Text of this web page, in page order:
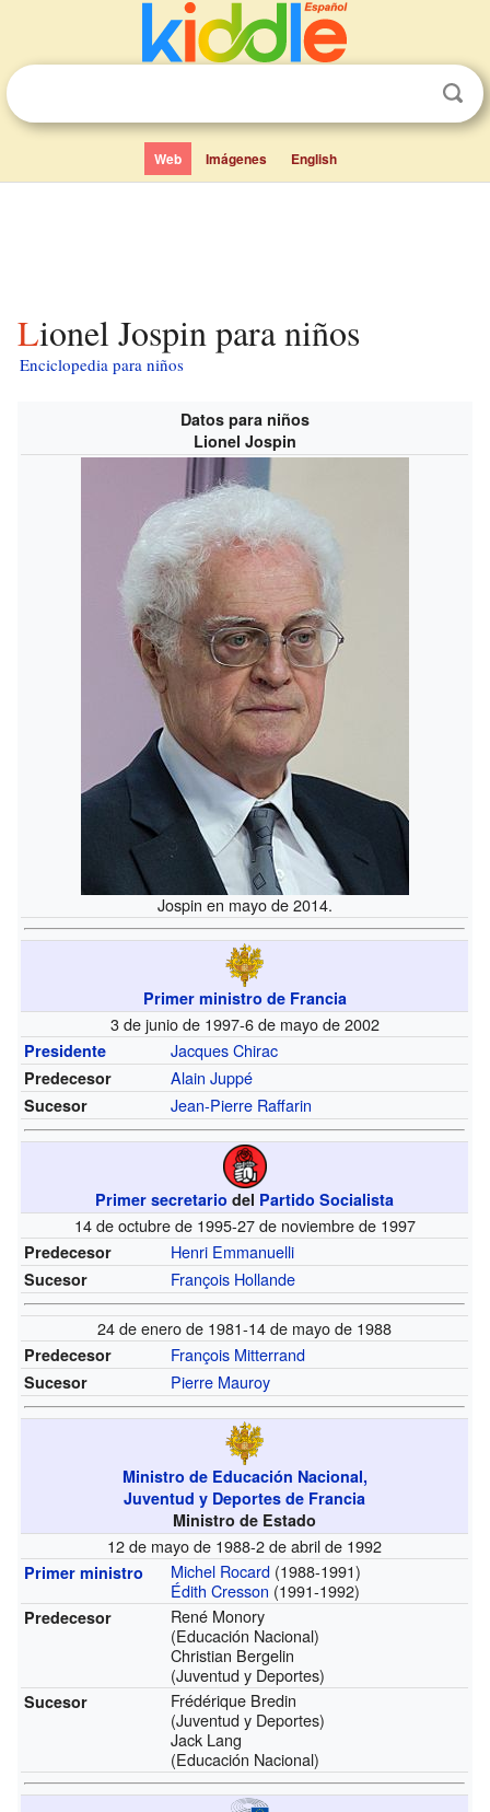
Web Imágenes English
Lionel Jospin para niños
Enciclopedia para niños
Datos para niños
Lionel Jospin
Jospin en mayo de 2014.
Primer ministro de Francia
3 de junio de 1997-6 de mayo de 2002
Presidente Jacques Chirac
Predecesor Alain Juppé
Sucesor Jean-Pierre Raffarin
Primer secretario del Partido Socialista
14 de octubre de 1995-27 de noviembre de 1997
Predecesor Henri Emmanuelli
Sucesor François Hollande
24 de enero de 1981-14 de mayo de 1988
Predecesor François Mitterrand
Sucesor Pierre Mauroy
Ministro de Educación Nacional,
Juventud y Deportes de Francia
Ministro de Estado
12 de mayo de 1988-2 de abril de 1992
Primer ministro Michel Rocard (1988-1991)
Édith Cresson (1991-1992)
Predecesor
René Monory
(Educación Nacional)
Christian Bergelin
(Juventud y Deportes)
Sucesor
Frédérique Bredin
(Juventud y Deportes)
Jack Lang
(Educación Nacional)